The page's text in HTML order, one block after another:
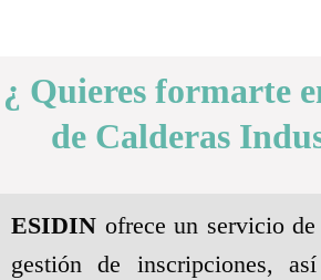
¿ Quieres formarte
de Calderas
ESIDIN ofrece un servicio
gestión de inscripciones,